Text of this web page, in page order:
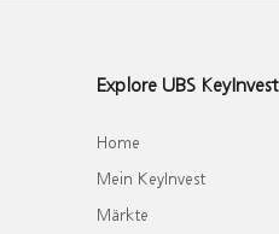
Explore UBS KeyInvest
Home
Mein KeyInvest
Märkte